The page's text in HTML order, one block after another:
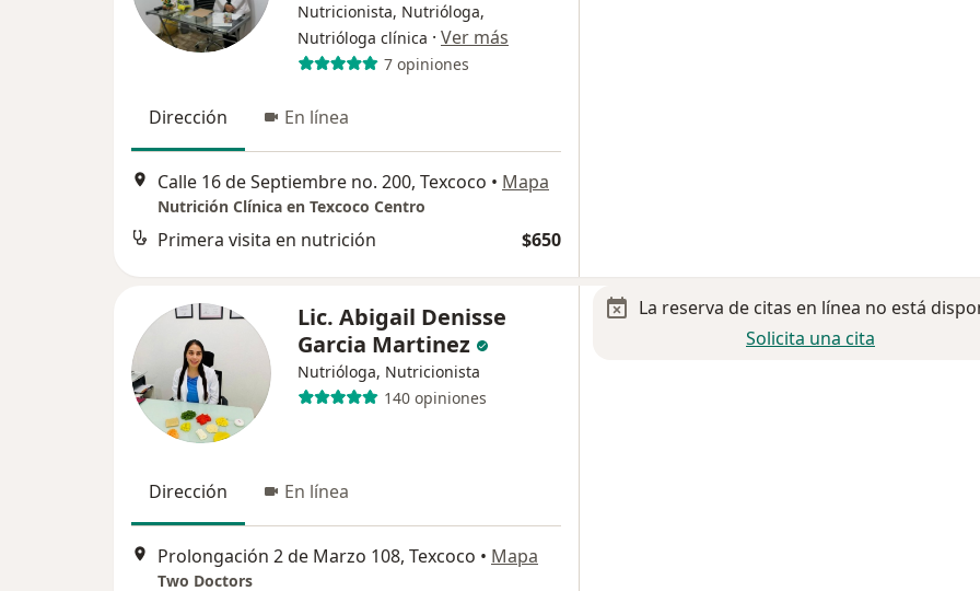
Nutricionista, Nutrióloga,
Nutrióloga clínica · Ver más
7 opiniones
Dirección En línea
Calle 16 de Septiembre no. 200, Texcoco • Mapa
Nutrición Clínica en Texcoco Centro
Primera visita en nutrición $650
Lic. Abigail Denisse
Garcia Martinez
Nutrióloga, Nutricionista
140 opiniones
Dirección En línea
Prolongación 2 de Marzo 108, Texcoco • Mapa
Two Doctors
La reserva de citas en línea no está
Solicita una cita